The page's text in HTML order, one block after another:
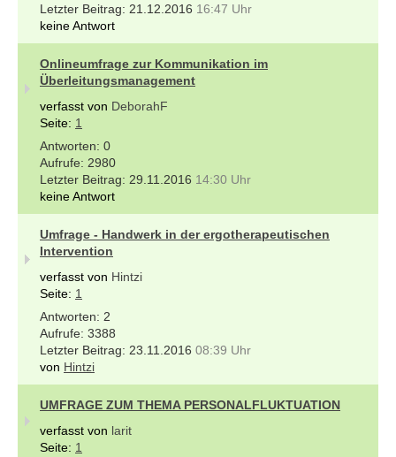
21.12.2016 16:47 Uhr
keine Antwort
Onlineumfrage zur Kommunikation im
Überleitungsmanagement
verfasst von DeborahF
Seite: 1
0
2980
29.11.2016 14:30 Uhr
keine Antwort
Umfrage - Handwerk in der ergotherapeutischen
Intervention
verfasst von Hintzi
Seite: 1
2
3388
23.11.2016 08:39 Uhr
von Hintzi
UMFRAGE ZUM THEMA PERSONALFLUKTUATION
verfasst von larit
Seite: 1